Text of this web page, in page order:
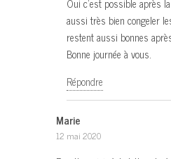
Oui c’est possible après
aussi très bien congeler
restent aussi bonnes
Bonne journée à vous.
Répondre
Marie
12 mai 2020